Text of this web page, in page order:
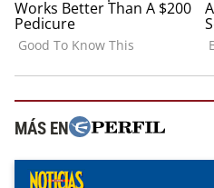
MÁS EN